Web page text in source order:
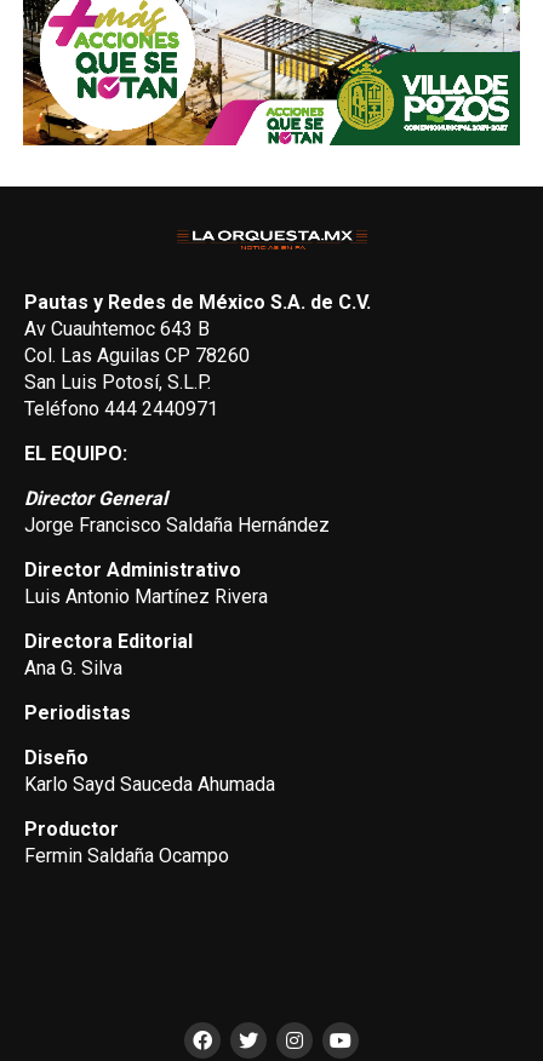
Pautas y Redes de México S.A. de C.V.
Av Cuauhtemoc 643 B
Col. Las Aguilas CP 78260
San Luis Potosí, S.L.P.
Teléfono 444 2440971
EL EQUIPO:
Director General
Jorge Francisco Saldaña Hernández
Director Administrativo
Luis Antonio Martínez Rivera
Directora Editorial
Ana G. Silva
Periodistas
Diseño
Karlo Sayd Sauceda Ahumada
Productor
Fermin Saldaña Ocampo